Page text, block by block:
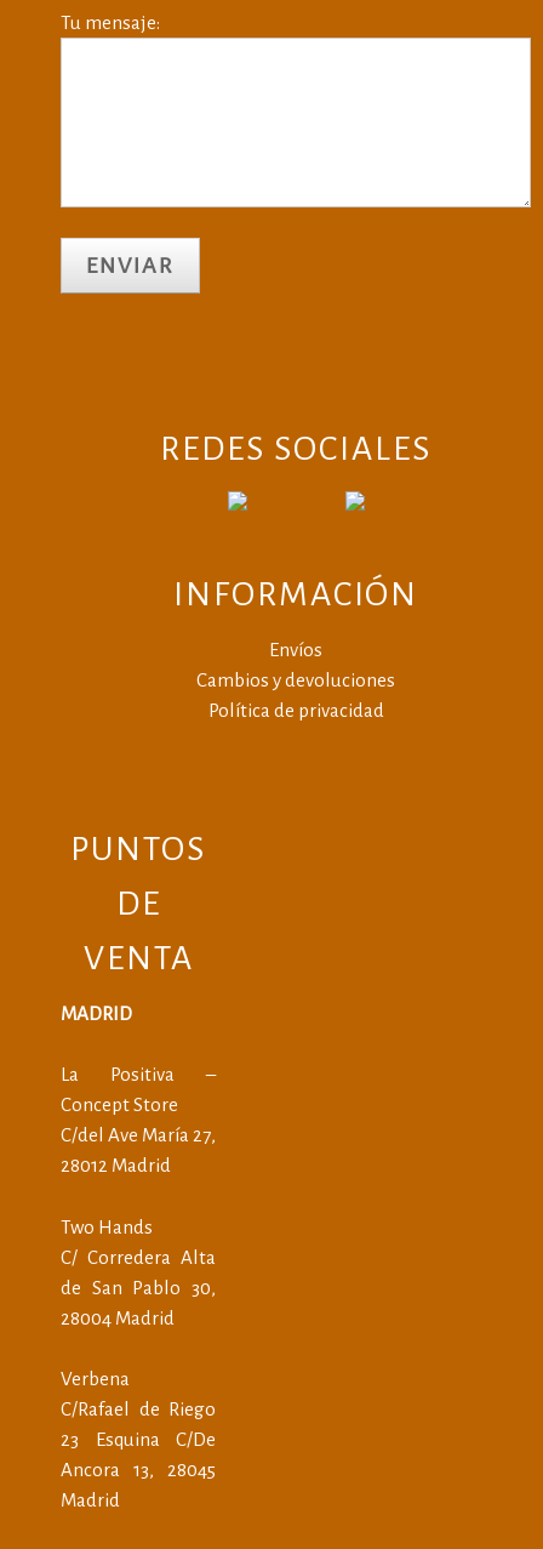
Tu mensaje:
REDES SOCIALES
INFORMACIÓN
Envíos
Cambios y devoluciones
Política de privacidad
PUNTOS
DE
VENTA
MADRID
La Positiva –
Concept Store
C/del Ave María 27,
28012 Madrid
Two Hands
C/ Corredera Alta
de San Pablo 30,
28004 Madrid
Verbena
C/Rafael de Riego
23 Esquina C/De
Ancora 13, 28045
Madrid